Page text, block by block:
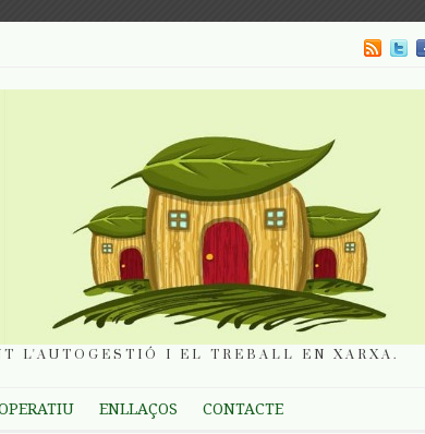
L'AUTOGESTIÓ I EL TREBALL EN XARXA.
ENLLAÇOS CONTACTE